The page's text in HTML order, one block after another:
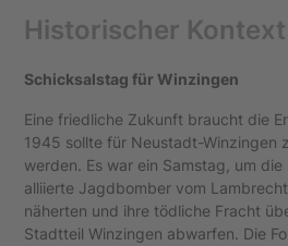
Historischer Kontext
Schicksalstag für Winzingen
Eine friedliche Zukunft braucht die
1945 sollte für Neustadt-Winzingen
werden. Es war ein Samstag, um
alliierte Jagdbomber vom
näherten und ihre tödliche Fracht
Stadtteil Winzingen abwarfen. Die